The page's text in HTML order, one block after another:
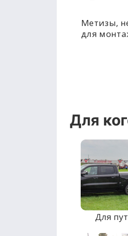
Метизы,
для
Для
Для